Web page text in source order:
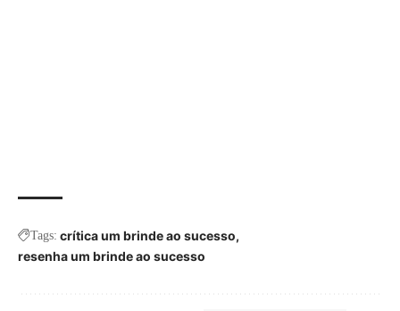
Tags: crítica um brinde ao sucesso
resenha um brinde ao sucesso